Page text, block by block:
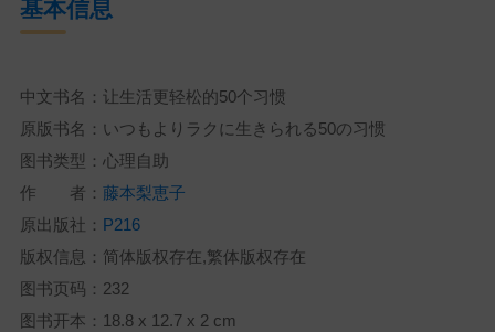
基本信息
中文书名：让生活更轻松的50个习惯
原版书名：いつもよりラクに生きられる50の习惯
图书类型：心理自助
作 者： 藤本梨恵子
原出版社： P216
版权信息：简体版权存在,繁体版权存在
图书页码：232
图书开本：18.8 x 12.7 x 2 cm